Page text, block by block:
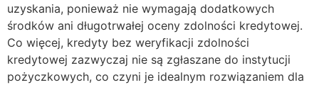
uzyskania, ponieważ nie wymagają dodatkowych
środków ani długotrwałej oceny zdolności kredytowej.
Co więcej, kredyty bez weryfikacji zdolności
kredytowej zazwyczaj nie są zgłaszane do instytucji
pożyczkowych, co czyni je idealnym rozwiązaniem dla